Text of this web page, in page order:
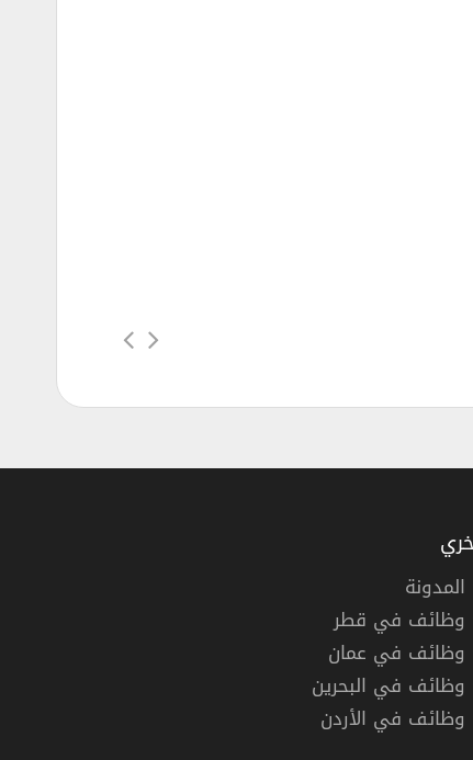
المدونة
وظائف في قطر
وظائف في عمان
وظائف في البحرين
وظائف في الأردن